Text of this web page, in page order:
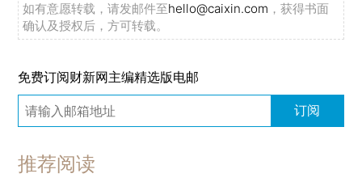
如有意愿转载，请发邮件至hello@caixin.com ，获得书面
确认及授权后，方可转载。
免费订阅财新网主编精选版电邮
订阅
推荐阅读